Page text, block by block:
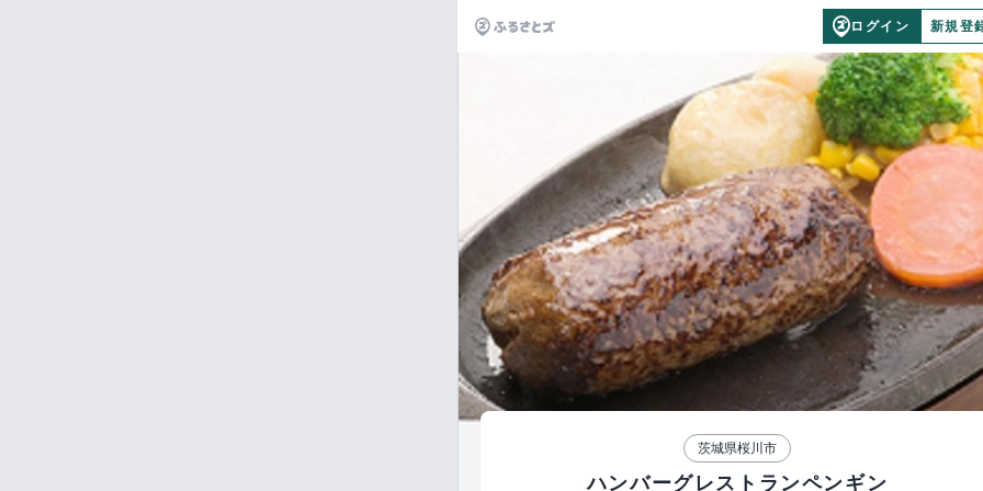
ログイン 新規登
茨城県桜川市
ハンバーグレストランペンギン